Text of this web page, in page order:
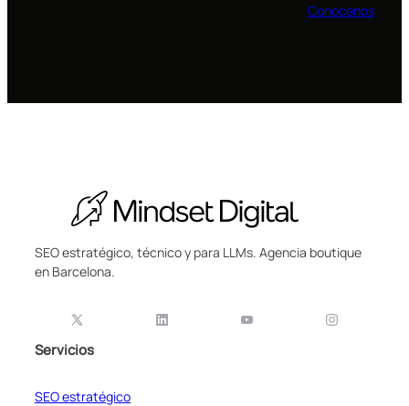
Conócenos
SEO estratégico, técnico y para LLMs. Agencia boutique
en Barcelona.
Servicios
SEO estratégico